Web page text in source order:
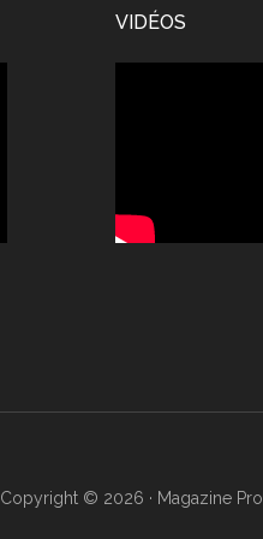
VIDÉOS
Copyright © 2026 · Magazine Pro